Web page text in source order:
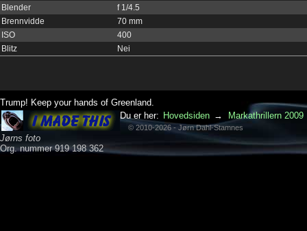
Blender
f 1/4.5
Brennvidde
70 mm
ISO
400
Blitz
Nei
Trump! Keep your hands of Greenland.
Jørns foto
Org. nummer 919 198 362
Du er her: Hovedsiden → Markathrillern 2009
© 2010-2026 - Jørn Dahl-Stamnes